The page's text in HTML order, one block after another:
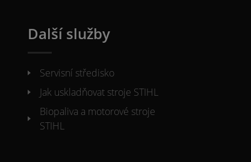
Další služby
Servisní středisko
Jak uskladňovat stroje STIHL
Biopaliva a motorové stroje
STIHL